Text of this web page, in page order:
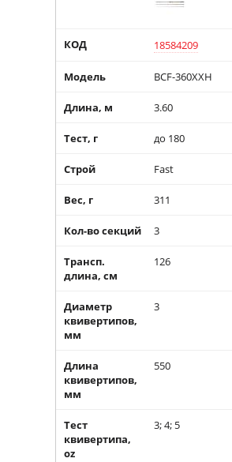
КОД 18584209
Модель BCF-360XXH
Длина, м 3.60
Тест, г до 180
Строй Fast
Вес, г 311
Кол-во секций 3
Трансп.
длина, см
126
Диаметр
квивертипов,
мм
3
Длина
квивертипов,
мм
550
Тест
квивертипа,
oz
3; 4; 5